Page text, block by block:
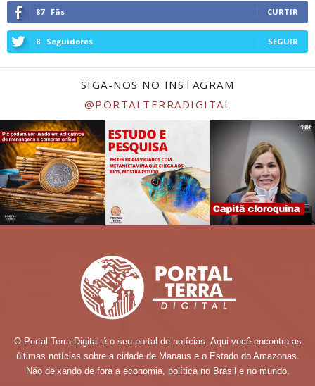
87 Fãs CURTIR
8 Seguidores SEGUIR
SIGA-NOS NO INSTAGRAM
@PORTALTERRADIGITAL
O Portal Terra Digital é o seu portal de notícias. Aqui você encontra as
últimas notícias sobre a cidade de Manaus e o Estado do Amazonas.
Não deixando de fora a economia, política no Brasil e no mundo.